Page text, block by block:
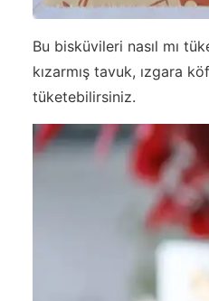
Bu bisküvileri nasıl mı
kızarmış tavuk, ızgara
tüketebilirsiniz.